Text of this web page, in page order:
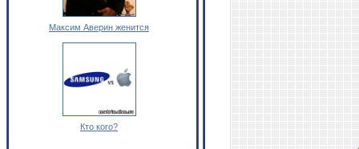
Максим Аверин женится
Кто кого?